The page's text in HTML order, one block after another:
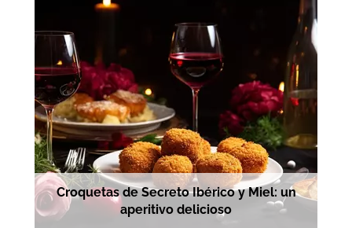
Croquetas de Secreto Ibérico y Miel: un
aperitivo delicioso